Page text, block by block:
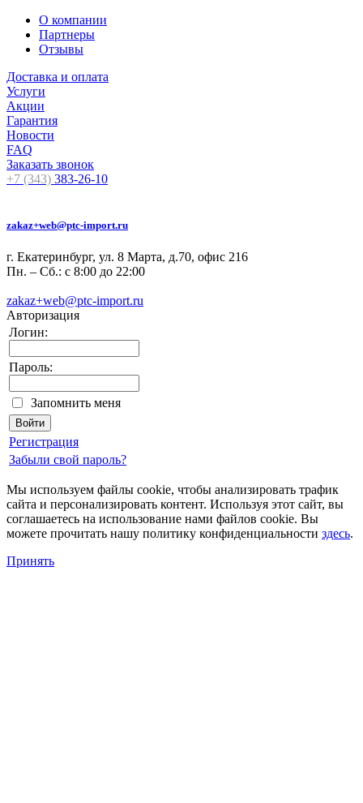
О компании
Партнеры
Отзывы
Доставка и оплата
Услуги
Акции
Гарантия
Новости
FAQ
Заказать звонок
+7 (343) 383-26-10
zakaz+web@ptc-import.ru
г. Екатеринбург, ул. 8 Марта, д.70, офис 216
Пн. – Сб.: с 8:00 до 22:00
zakaz+web@ptc-import.ru
Авторизация
Логин:
Пароль:
Запомнить меня
Регистрация
Забыли свой пароль?
Мы используем файлы cookie, чтобы анализировать трафик
сайта и персонализировать контент. Используя этот сайт, вы
соглашаетесь на использование нами файлов cookie. Вы
можете прочитать нашу политику конфиденциальности здесь.
Принять